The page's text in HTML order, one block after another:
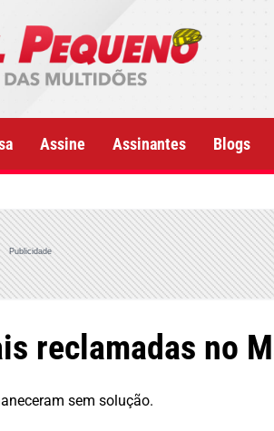
Assine Assinantes Blogs
Publicidade
reclamadas no
sem solução.